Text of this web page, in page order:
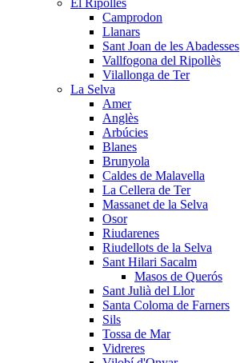
El Ripollès
Camprodon
Llanars
Sant Joan de les Abadesses
Vallfogona del Ripollès
Vilallonga de Ter
La Selva
Amer
Anglès
Arbúcies
Blanes
Brunyola
Caldes de Malavella
La Cellera de Ter
Massanet de la Selva
Osor
Riudarenes
Riudellots de la Selva
Sant Hilari Sacalm
Masos de Querós
Sant Julià del Llor
Santa Coloma de Farners
Sils
Tossa de Mar
Vidreres